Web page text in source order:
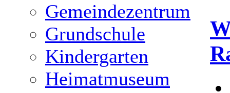
Gemeindezentrum
Grundschule
Kindergarten
Heimatmuseum